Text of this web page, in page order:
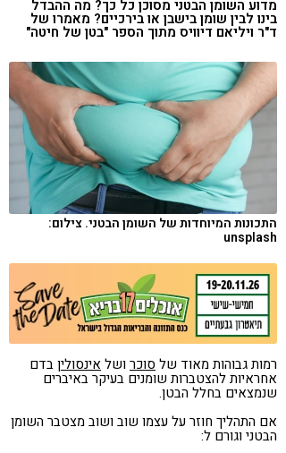
קורונה
טבעונות
מדוע השומן הבטני מסוכן כל כך? מה ההבדל
בינו לבין שומן בישבן או בירכיים? מאמרו של
ד"ר ויליאם דיוויס מתוך הספר "בטן של חיטה"
התכונות המיוחדות של השומן הבטני. צילום:
unsplash
רמות גבוהות מאוד של סוכרושל אינסוליןבדם
אחראיות להצטברות שומנים בעיקר באיברים
שנמצאים בחלל הבטן.
אם התהליך חוזר על עצמו שוב ושוב מצטבר השומן
הבטני וגורם ל: